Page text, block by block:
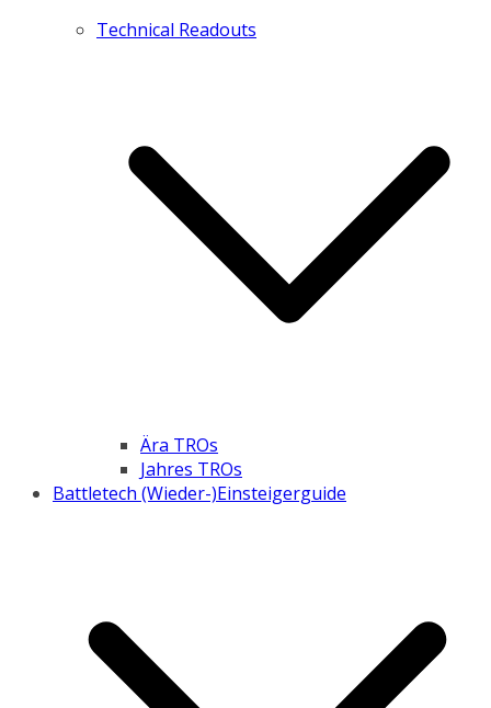
Technical Readouts
Ära TROs
Jahres TROs
Battletech (Wieder-)Einsteigerguide